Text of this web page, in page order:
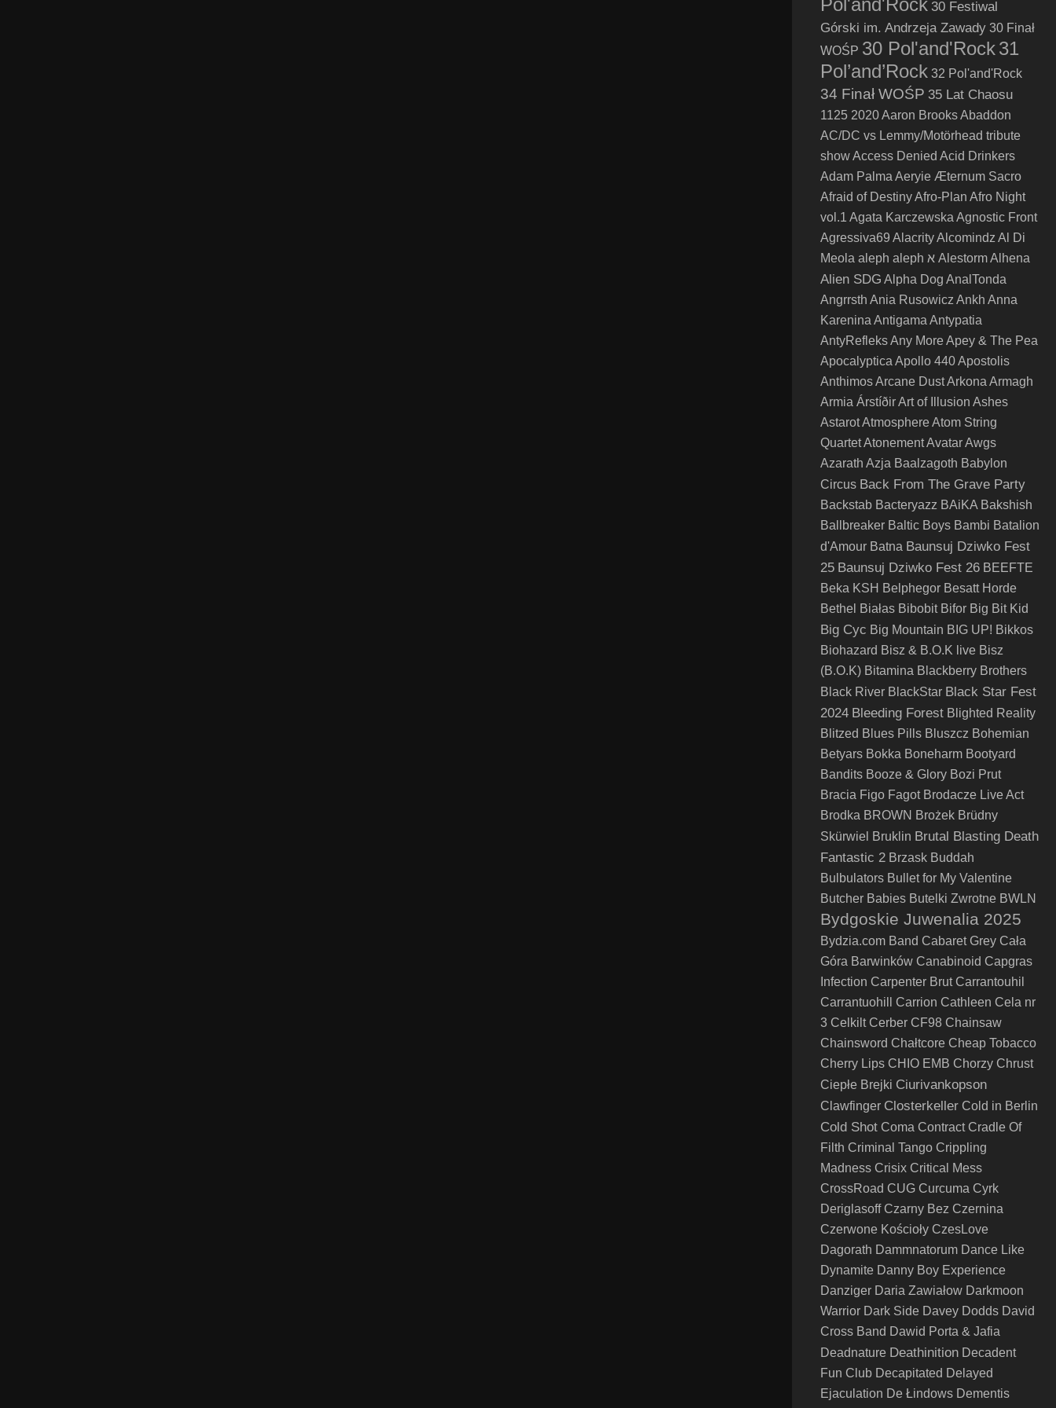
Pol'and'Rock 30 Festiwal
Górski im. Andrzeja Zawady 30 Finał
WOŚP 30 Pol'and'Rock31
Pol’and’Rock 32 Pol'and'Rock
34 Finał WOŚP 35 Lat Chaosu
1125 2020Aaron BrooksAbaddon
AC/DC vs Lemmy/Motörhead tribute
showAccess Denied Acid Drinkers
Adam Palma Aeryie Æternum Sacro
Afraid of DestinyAfro-Plan Afro Night
vol.1 Agata Karczewska Agnostic Front
Agressiva69 AlacrityAlcomindz Al Di
Meola aleph aleph א AlestormAlhena
Alien SDG Alpha Dog AnalTonda
Angrrsth Ania Rusowicz Ankh Anna
Karenina Antigama Antypatia
AntyRefleksAny MoreApey & The Pea
Apocalyptica Apollo 440Apostolis
AnthimosArcane DustArkona Armagh
Armia ÁrstíðirArt of Illusion Ashes
AstarotAtmosphereAtom String
QuartetAtonementAvatarAwgs
Azarath Azja Baalzagoth Babylon
Circus Back From The Grave Party
Backstab Bacteryazz BAiKA Bakshish
Ballbreaker Baltic Boys Bambi Batalion
d'Amour Batna Baunsuj Dziwko Fest
25 Baunsuj Dziwko Fest 26 BEEFTE
Beka KSH Belphegor Besatt Horde
Bethel Białas Bibobit Bifor Big Bit Kid
Big Cyc Big Mountain BIG UP! Bikkos
Biohazard Bisz & B.O.K live Bisz
(B.O.K) Bitamina Blackberry Brothers
Black River BlackStar Black Star Fest
2024 Bleeding Forest Blighted Reality
Blitzed Blues Pills Bluszcz Bohemian
Betyars Bokka Boneharm Bootyard
Bandits Booze & Glory Bozi Prut
Bracia Figo Fagot Brodacze Live Act
Brodka BROWN Brożek Brüdny
Skürwiel Bruklin Brutal Blasting Death
Fantastic 2 Brzask Buddah
Bulbulators Bullet for My Valentine
Butcher Babies Butelki Zwrotne BWLN
Bydgoskie Juwenalia 2025
Bydzia.com Band Cabaret Grey Cała
Góra Barwinków Canabinoid Capgras
Infection Carpenter Brut Carrantouhil
Carrantuohill
Carrion Cathleen Cela nr
3 Celkilt Cerber CF98 Chainsaw
Chainsword Chałtcore Cheap Tobacco
Cherry Lips CHIO EMB Chorzy Chrust
Ciepłe Brejki Ciurivankopson
Clawfinger Closterkeller Cold in Berlin
Cold Shot Coma Contract Cradle Of
Filth Criminal Tango Crippling
Madness Crisix Critical Mess
CrossRoad CUG Curcuma Cyrk
Deriglasoff Czarny Bez Czernina
Czerwone Kościoły CzesLove
Dagorath Dammnatorum Dance Like
Dynamite Danny Boy Experience
Danziger Daria Zawiałow Darkmoon
Warrior Dark Side Davey Dodds David
Cross Band Dawid Porta & Jafia
Deadnature Deathinition Decadent
Fun Club Decapitated Delayed
Ejaculation De Łindows Dementis